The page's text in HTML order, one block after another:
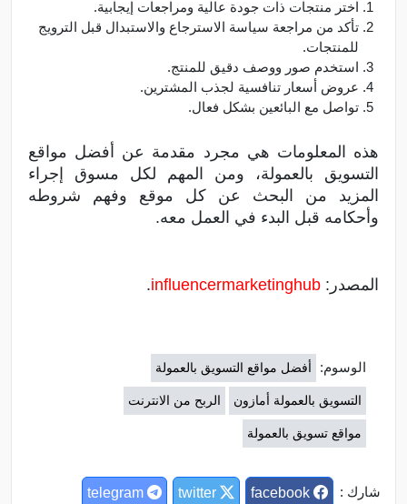
اختر منتجات ذات جودة عالية ومراجعات إيجابية.
تأكد من مراجعة سياسة الاسترجاع والاستبدال قبل الترويج
للمنتجات.
استخدم صور ووصف دقيق للمنتج.
عروض أسعار تنافسية لجذب المشترين.
تواصل مع البائعين بشكل فعال.
هذه المعلومات هي مجرد مقدمة عن أفضل مواقع
التسويق بالعمولة، ومن المهم لكل مسوق إجراء
المزيد من البحث عن كل موقع وفهم شروطه
وأحكامه قبل البدء في العمل معه.
المصدر: influencermarketinghub
.
الوسوم: أفضل مواقع التسويق بالعمولة
التسويق بالعمولة أمازون الربح من الانترنت
مواقع تسويق بالعمولة
شارك :